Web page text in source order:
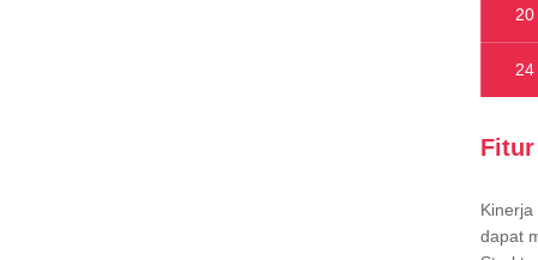
20
24
dapat